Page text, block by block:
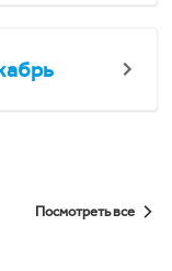
Посмотреть все